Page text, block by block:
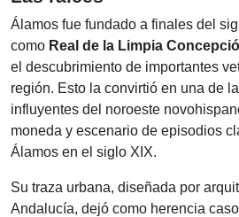
Álamos fue fundado a finales del
como Real de la Limpia
el descubrimiento de importantes
región. Esto la convirtió en una de
influyentes del noroeste
moneda y escenario de episodios
Álamos en el siglo XIX.
Su traza urbana, diseñada por
Andalucía, dejó como herencia